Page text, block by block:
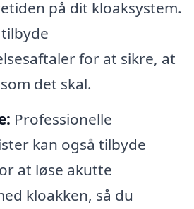
på dit kloaksystem.
for at sikre, at
det skal.
Professionelle
kan også tilbyde
at løse akutte
kloakken, så du